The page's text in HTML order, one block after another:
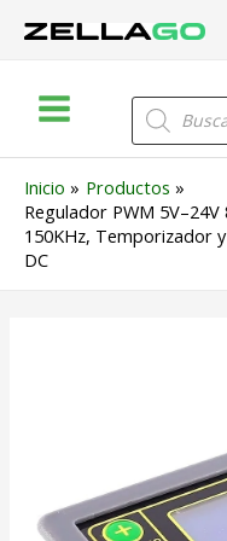
Menu
Búsqueda
de
productos
Inicio
Productos
Regulador PWM
150KHz, Temporizador
DC
Generador
de